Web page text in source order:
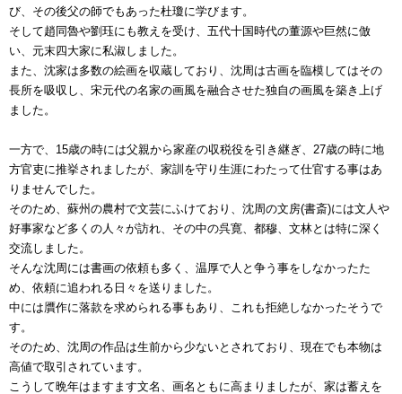
び、その後父の師でもあった杜瓊に学びます。
そして趙同魯や劉珏にも教えを受け、五代十国時代の董源や巨然に倣
い、元末四大家に私淑しました。
また、沈家は多数の絵画を収蔵しており、沈周は古画を臨模してはその
長所を吸収し、宋元代の名家の画風を融合させた独自の画風を築き上げ
ました。
一方で、15歳の時には父親から家産の収税役を引き継ぎ、27歳の時に地
方官吏に推挙されましたが、家訓を守り生涯にわたって仕官する事はあ
りませんでした。
そのため、蘇州の農村で文芸にふけており、沈周の文房(書斎)には文人や
好事家など多くの人々が訪れ、その中の呉寛、都穆、文林とは特に深く
交流しました。
そんな沈周には書画の依頼も多く、温厚で人と争う事をしなかったた
め、依頼に追われる日々を送りました。
中には贋作に落款を求められる事もあり、これも拒絶しなかったそうで
す。
そのため、沈周の作品は生前から少ないとされており、現在でも本物は
高値で取引されています。
こうして晩年はますます文名、画名ともに高まりましたが、家は蓄えを